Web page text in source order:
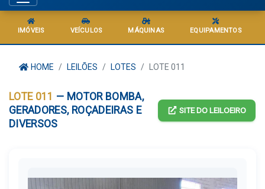
IMÓVEIS VEÍCULOS MÁQUINAS EQUIPAMENTOS
HOME LEILÕES LOTES LOTE 011
LOTE 011 — MOTOR BOMBA,
GERADORES, ROÇADEIRAS E
DIVERSOS
SITE DO LEILOEIRO